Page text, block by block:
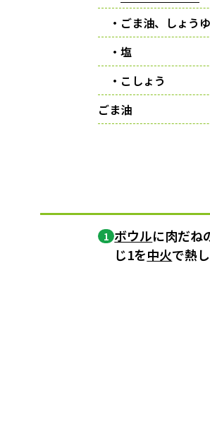
・ごま油、しょうゆ
・塩
・こしょう
ごま油
1 ボウルに肉だね
じ1を中火で熱